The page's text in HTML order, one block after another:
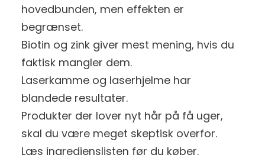
hovedbunden, men effekten er
begrænset.
Biotin og zink giver mest mening, hvis du
faktisk mangler dem.
Laserkamme og laserhjelme har
blandede resultater.
Produkter der lover nyt hår på få uger,
skal du være meget skeptisk overfor.
Læs ingredienslisten før du køber.